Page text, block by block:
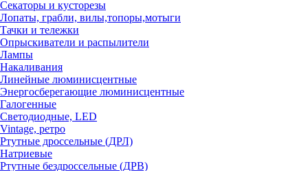
Секаторы и кусторезы
Лопаты, грабли, вилы,топоры,мотыги
Тачки и тележки
Опрыскиватели и распылители
Лампы
Накаливания
Линейные люминисцентные
Энергосберегающие люминисцентные
Галогенные
Светодиодные, LED
Vintage, ретро
Ртутные дроссельные (ДРЛ)
Натриевые
Ртутные бездроссельные (ДРВ)